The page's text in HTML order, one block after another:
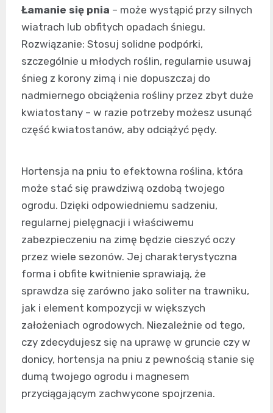
Łamanie się pnia – może wystąpić przy silnych
wiatrach lub obfitych opadach śniegu.
Rozwiązanie: Stosuj solidne podpórki,
szczególnie u młodych roślin, regularnie usuwaj
śnieg z korony zimą i nie dopuszczaj do
nadmiernego obciążenia rośliny przez zbyt duże
kwiatostany – w razie potrzeby możesz usunąć
część kwiatostanów, aby odciążyć pędy.
Hortensja na pniu to efektowna roślina, która
może stać się prawdziwą ozdobą twojego
ogrodu. Dzięki odpowiedniemu sadzeniu,
regularnej pielęgnacji i właściwemu
zabezpieczeniu na zimę będzie cieszyć oczy
przez wiele sezonów. Jej charakterystyczna
forma i obfite kwitnienie sprawiają, że
sprawdza się zarówno jako soliter na trawniku,
jak i element kompozycji w większych
założeniach ogrodowych. Niezależnie od tego,
czy zdecydujesz się na uprawę w gruncie czy w
donicy, hortensja na pniu z pewnością stanie się
dumą twojego ogrodu i magnesem
przyciągającym zachwycone spojrzenia.